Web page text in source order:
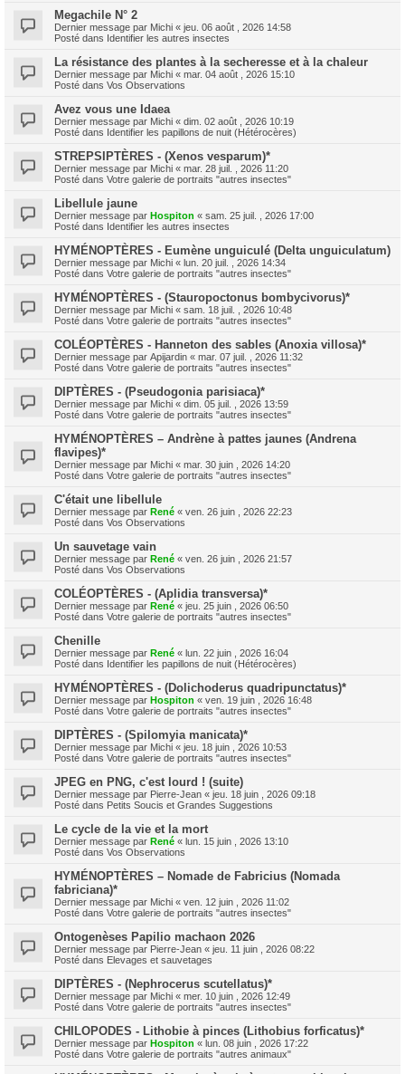
Megachile N° 2
Dernier message par Michi « jeu. 06 août , 2026 14:58
Posté dans Identifier les autres insectes
La résistance des plantes à la secheresse et à la chaleur
Dernier message par Michi « mar. 04 août , 2026 15:10
Posté dans Vos Observations
Avez vous une Idaea
Dernier message par Michi « dim. 02 août , 2026 10:19
Posté dans Identifier les papillons de nuit (Hétérocères)
STREPSIPTÈRES - (Xenos vesparum)*
Dernier message par Michi « mar. 28 juil. , 2026 11:20
Posté dans Votre galerie de portraits "autres insectes"
Libellule jaune
Dernier message par Hospiton « sam. 25 juil. , 2026 17:00
Posté dans Identifier les autres insectes
HYMÉNOPTÈRES - Eumène unguiculé (Delta unguiculatum)
Dernier message par Michi « lun. 20 juil. , 2026 14:34
Posté dans Votre galerie de portraits "autres insectes"
HYMÉNOPTÈRES - (Stauropoctonus bombycivorus)*
Dernier message par Michi « sam. 18 juil. , 2026 10:48
Posté dans Votre galerie de portraits "autres insectes"
COLÉOPTÈRES - Hanneton des sables (Anoxia villosa)*
Dernier message par Apijardin « mar. 07 juil. , 2026 11:32
Posté dans Votre galerie de portraits "autres insectes"
DIPTÈRES - (Pseudogonia parisiaca)*
Dernier message par Michi « dim. 05 juil. , 2026 13:59
Posté dans Votre galerie de portraits "autres insectes"
HYMÉNOPTÈRES – Andrène à pattes jaunes (Andrena
flavipes)*
Dernier message par Michi « mar. 30 juin , 2026 14:20
Posté dans Votre galerie de portraits "autres insectes"
C'était une libellule
Dernier message par René « ven. 26 juin , 2026 22:23
Posté dans Vos Observations
Un sauvetage vain
Dernier message par René « ven. 26 juin , 2026 21:57
Posté dans Vos Observations
COLÉOPTÈRES - (Aplidia transversa)*
Dernier message par René « jeu. 25 juin , 2026 06:50
Posté dans Votre galerie de portraits "autres insectes"
Chenille
Dernier message par René « lun. 22 juin , 2026 16:04
Posté dans Identifier les papillons de nuit (Hétérocères)
HYMÉNOPTÈRES - (Dolichoderus quadripunctatus)*
Dernier message par Hospiton « ven. 19 juin , 2026 16:48
Posté dans Votre galerie de portraits "autres insectes"
DIPTÈRES - (Spilomyia manicata)*
Dernier message par Michi « jeu. 18 juin , 2026 10:53
Posté dans Votre galerie de portraits "autres insectes"
JPEG en PNG, c'est lourd ! (suite)
Dernier message par Pierre-Jean « jeu. 18 juin , 2026 09:18
Posté dans Petits Soucis et Grandes Suggestions
Le cycle de la vie et la mort
Dernier message par René « lun. 15 juin , 2026 13:10
Posté dans Vos Observations
HYMÉNOPTÈRES – Nomade de Fabricius (Nomada
fabriciana)*
Dernier message par Michi « ven. 12 juin , 2026 11:02
Posté dans Votre galerie de portraits "autres insectes"
Ontogenèses Papilio machaon 2026
Dernier message par Pierre-Jean « jeu. 11 juin , 2026 08:22
Posté dans Elevages et sauvetages
DIPTÈRES - (Nephrocerus scutellatus)*
Dernier message par Michi « mer. 10 juin , 2026 12:49
Posté dans Votre galerie de portraits "autres insectes"
CHILOPODES - Lithobie à pinces (Lithobius forficatus)*
Dernier message par Hospiton « lun. 08 juin , 2026 17:22
Posté dans Votre galerie de portraits "autres animaux"